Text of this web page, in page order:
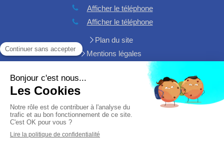
Afficher le téléphone
Afficher le téléphone
Plan du site
Mentions légales
Demander un devis
Création et référencement du site par Simplébo
Site créé grâce àHA PLUS PME